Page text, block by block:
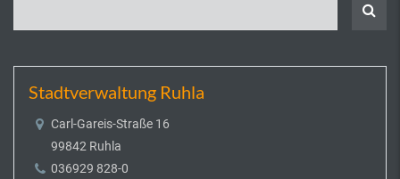
Stadtverwaltung Ruhla
Carl-Gareis-Straße 16
99842 Ruhla
036929 828-0